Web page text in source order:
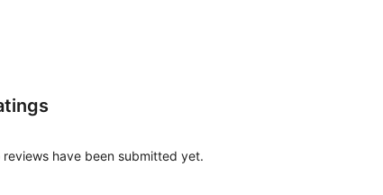
reviews have been submitted yet.